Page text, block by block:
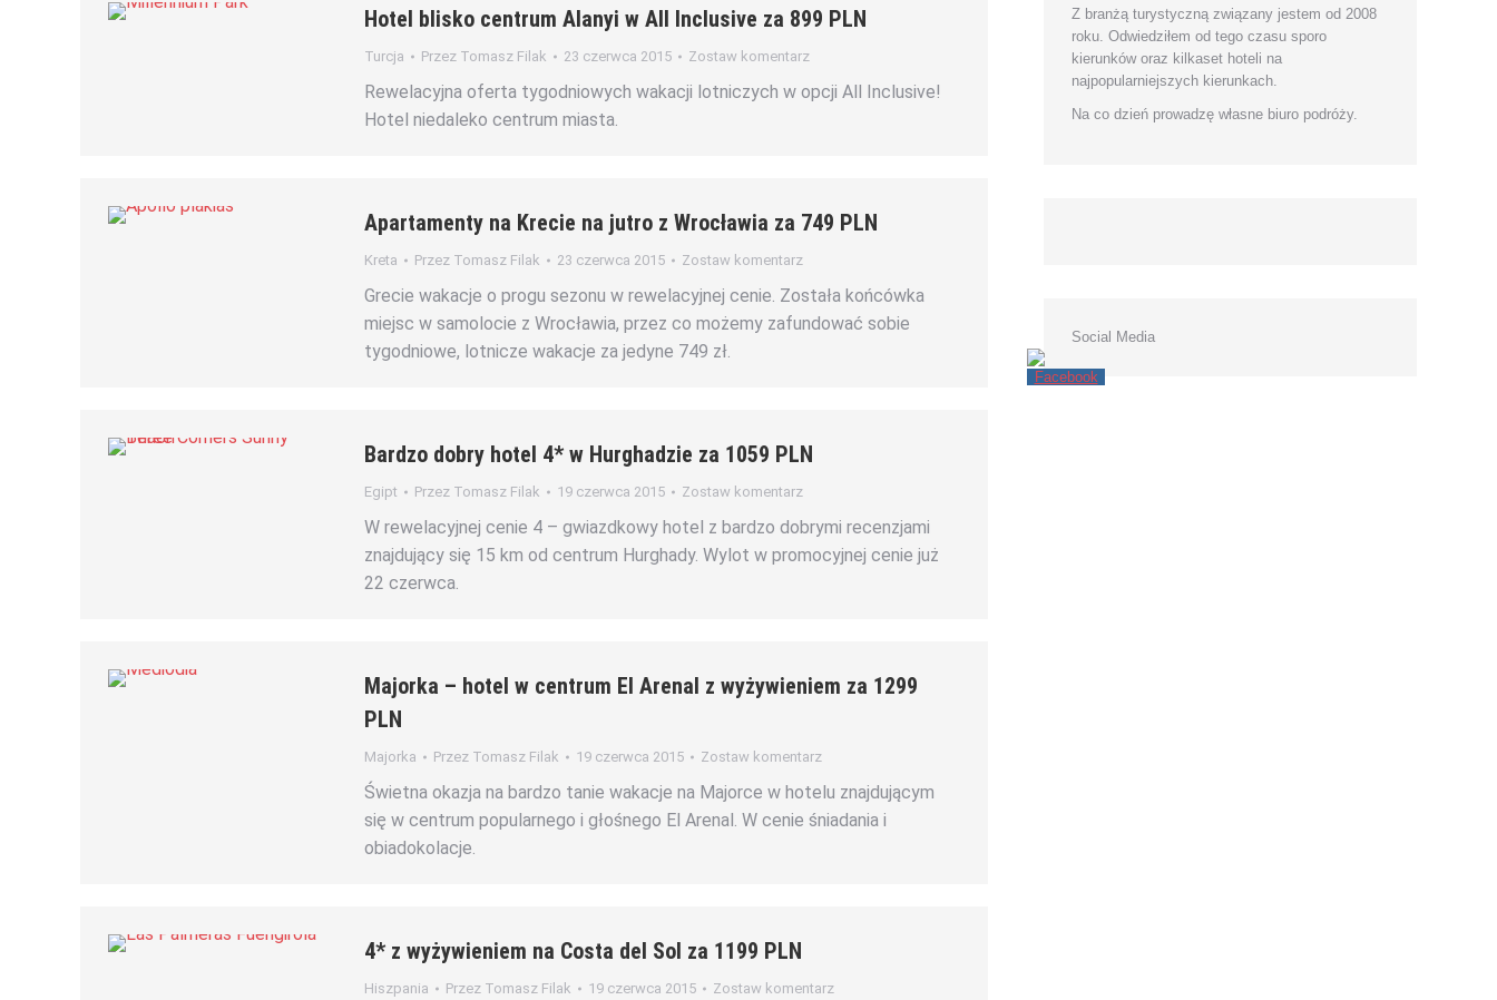
Hotel blisko centrum Alanyi w All Inclusive za 899 PLN
Turcja Przez Tomasz Filak 23 czerwca 2015 Zostaw komentarz
Rewelacyjna oferta tygodniowych wakacji lotniczych w opcji All Inclusive!
Hotel niedaleko centrum miasta.
Apartamenty na Krecie na jutro z Wrocławia za 749 PLN
Kreta Przez Tomasz Filak 23 czerwca 2015 Zostaw komentarz
Grecie wakacje o progu sezonu w rewelacyjnej cenie. Została końcówka
miejsc w samolocie z Wrocławia, przez co możemy zafundować sobie
tygodniowe, lotnicze wakacje za jedyne 749 zł.
Bardzo dobry hotel 4* w Hurghadzie za 1059 PLN
Egipt Przez Tomasz Filak 19 czerwca 2015 Zostaw komentarz
W rewelacyjnej cenie 4 – gwiazdkowy hotel z bardzo dobrymi recenzjami
znajdujący się 15 km od centrum Hurghady. Wylot w promocyjnej cenie już
22 czerwca.
Majorka – hotel w centrum El Arenal z wyżywieniem za 1299
PLN
Majorka Przez Tomasz Filak 19 czerwca 2015 Zostaw komentarz
Świetna okazja na bardzo tanie wakacje na Majorce w hotelu znajdującym
się w centrum popularnego i głośnego El Arenal. W cenie śniadania i
obiadokolacje.
4* z wyżywieniem na Costa del Sol za 1199 PLN
Hiszpania Przez Tomasz Filak 19 czerwca 2015 Zostaw komentarz
Z branżą turystyczną związany jestem od 2008
roku. Odwiedziłem od tego czasu sporo
kierunków oraz kilkaset hoteli na
najpopularniejszych kierunkach.
Na co dzień prowadzę własne biuro podróży.
Social Media